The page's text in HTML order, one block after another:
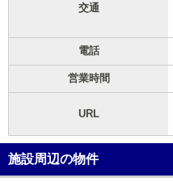
交通
電話
営業時間
URL
施設周辺の物件